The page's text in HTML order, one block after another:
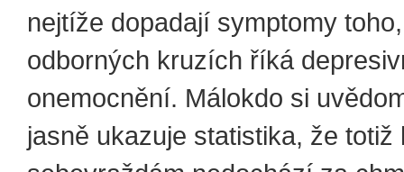
nejtíže dopadají symptomy
odborných kruzích říká
onemocnění. Málokdo si
jasně ukazuje statistika, že totiž